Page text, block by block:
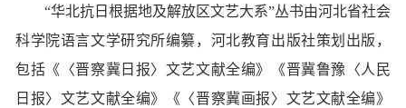
“华北抗日根据地及解放区文艺大系”丛书由河北省社会
科学院语言文学研究所编纂，河北教育出版社策划出版，
包括《〈晋察冀日报〉文艺文献全编》《晋冀鲁豫〈人民
日报〉文艺文献全编》《〈晋察冀画报〉文艺文献全编》